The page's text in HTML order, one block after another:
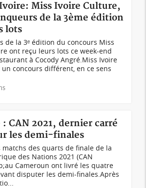
Miss Ivoire Culture,
de la 3ème édition
lots
de la 3ᵉ édition du concours Miss
ont reçu leurs lots ce week-end
à Cocody Angré.Miss Ivoire
concours différent, en ce sens
CAN 2021, dernier carré
les demi-finales
matchs des quarts de finale de la
des Nations 2021 (CAN
Cameroun ont livré les quatre
disputer les demi-finales.Après